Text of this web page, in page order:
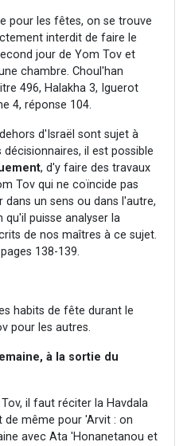
pour les fêtes, on se trouve
interdit de faire le
jour de Yom Tov et
chambre. Choul'han
496, Halakha 3, Iguerot
4, réponse 104.
d'Israël sont sujet à
il est possible
, d'y faire des travaux
Tov qui ne coïncide pas
dans un sens ou dans l'autre,
puisse analyser la
de nos maîtres à ce sujet.
138-139.
habits de fête durant le
pour les autres.
à la sortie du
il faut réciter la Havdala
de même pour 'Arvit : on
avec Ata 'Honanetanou et